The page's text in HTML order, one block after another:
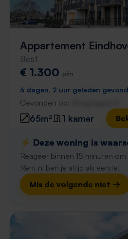
Appartement
Best
€ 1.300 p/m
6 dagen, 2 uur geleden
Gevonden op:
65m² 1 kamer
⚡️ Deze woning is
Reageer binnen 15 minuten
Rent.nl ben je altijd als eerste!
Mis de volgende niet →